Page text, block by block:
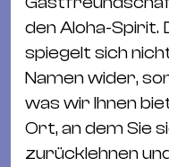
den Aloha-Spirit.
spiegelt sich
Namen wider,
was wir Ihnen
Ort, an dem Sie
zurücklehnen